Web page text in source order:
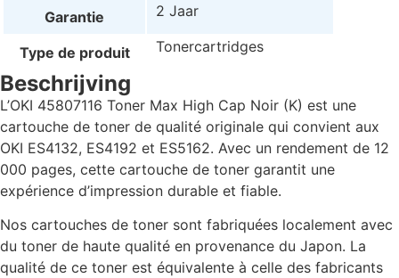
Garantie 2 Jaar
Type de produit Tonercartridges
Beschrijving
L’OKI 45807116 Toner Max High Cap Noir (K) est une
cartouche de toner de qualité originale qui convient aux
OKI ES4132, ES4192 et ES5162. Avec un rendement de 12
000 pages, cette cartouche de toner garantit une
expérience d’impression durable et fiable.
Nos cartouches de toner sont fabriquées localement avec
du toner de haute qualité en provenance du Japon. La
qualité de ce toner est équivalente à celle des fabricants